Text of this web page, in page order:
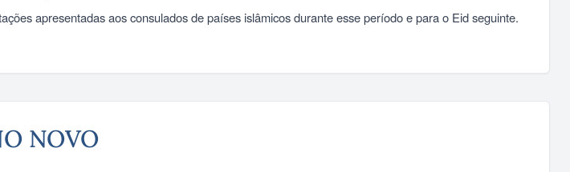
apresentadas aos consulados de países islâmicos durante esse período e para o Eid seguinte.
NOVO